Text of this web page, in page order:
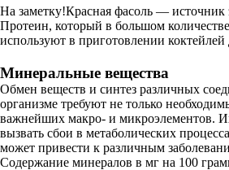
На заметку!Красная фасоль — источник
Протеин, который в большом
используют в приготовлении коктейлей
Минеральные вещества
Обмен веществ и синтез различных
организме требуют не только
важнейших макро- и микроэлементов.
вызвать сбои в метаболических
может привести к различным
Содержание минералов в мг на 100